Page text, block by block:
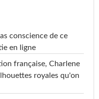
conscience de ce
en ligne
française, Charlene
royales qu'on